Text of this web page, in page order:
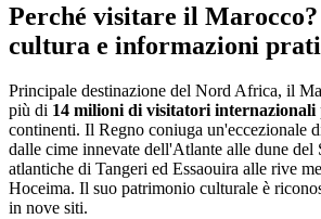
Perché visitare il
cultura e informazioni
Principale destinazione del Nord Africa, il
più di 14 milioni di visitatori internazionali
continenti. Il Regno coniuga un'eccezionale
dalle cime innevate dell'Atlante alle dune del
atlantiche di Tangeri ed Essaouira alle rive
Hoceima. Il suo patrimonio culturale è
in nove siti.